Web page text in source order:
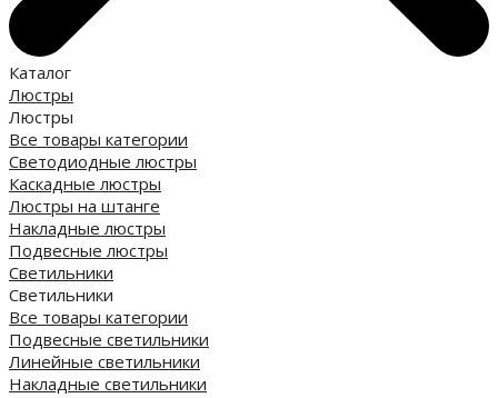
Каталог
Люстры
Люстры
Все товары категории
Светодиодные люстры
Каскадные люстры
Люстры на штанге
Накладные люстры
Подвесные люстры
Светильники
Светильники
Все товары категории
Подвесные светильники
Линейные светильники
Накладные светильники